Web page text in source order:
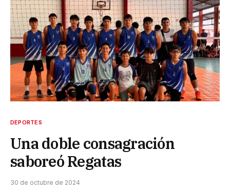
DEPORTES
Una doble consagración
saboreó Regatas
30 de octubre de 2024